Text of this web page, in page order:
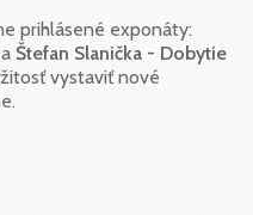
prihlásené exponáty:
a Štefan Slanička - Dobytie
vystaviť nové